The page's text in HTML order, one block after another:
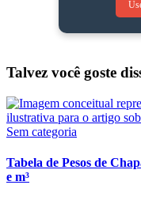
Talvez você goste
Sem categoria
Tabela de Pesos de
e m³